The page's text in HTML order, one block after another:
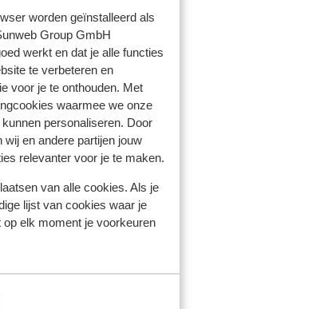
worden geïnstalleerd als
Group GmbH
werkt en dat je alle functies
te verbeteren en
voor je te onthouden. Met
waarmee we onze
personaliseren. Door
en andere partijen jouw
relevanter voor je te maken.
van alle cookies. Als je
lijst van cookies waar je
elk moment je voorkeuren
located and the
second time I stayed
was larger the first
time. The bathrooms
What I didn't like
shower courtin which
mold in the
located and the
second time I stayed
was larger the first
meer